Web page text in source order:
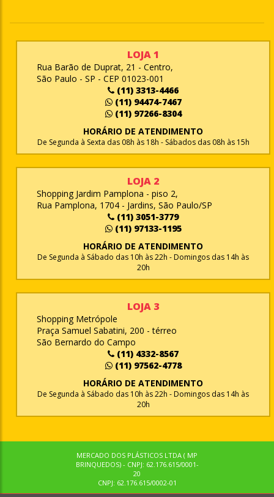
LOJA 1
Rua Barão de Duprat, 21 - Centro,
São Paulo - SP - CEP 01023-001
(11) 3313-4466
(11) 94474-7467
(11) 97266-8304
HORÁRIO DE ATENDIMENTO
De Segunda à Sexta das 08h às 18h - Sábados das 08h às 15h
LOJA 2
Shopping Jardim Pamplona - piso 2,
Rua Pamplona, 1704 - Jardins, São Paulo/SP
(11) 3051-3779
(11) 97133-1195
HORÁRIO DE ATENDIMENTO
De Segunda à Sábado das 10h às 22h - Domingos das 14h às
20h
LOJA 3
Shopping Metrópole
Praça Samuel Sabatini, 200 - térreo
São Bernardo do Campo
(11) 4332-8567
(11) 97562-4778
HORÁRIO DE ATENDIMENTO
De Segunda à Sábado das 10h às 22h - Domingos das 14h às
20h
MERCADO DOS PLÁSTICOS LTDA ( MP
BRINQUEDOS) - CNPJ: 62.176.615/0001-
20
CNPJ: 62.176.615/0002-01